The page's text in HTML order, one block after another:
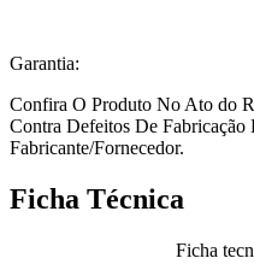
Garantia:
Confira O Produto No Ato do
Contra Defeitos De Fabricação
Fabricante/Fornecedor.
Ficha Técnica
Ficha